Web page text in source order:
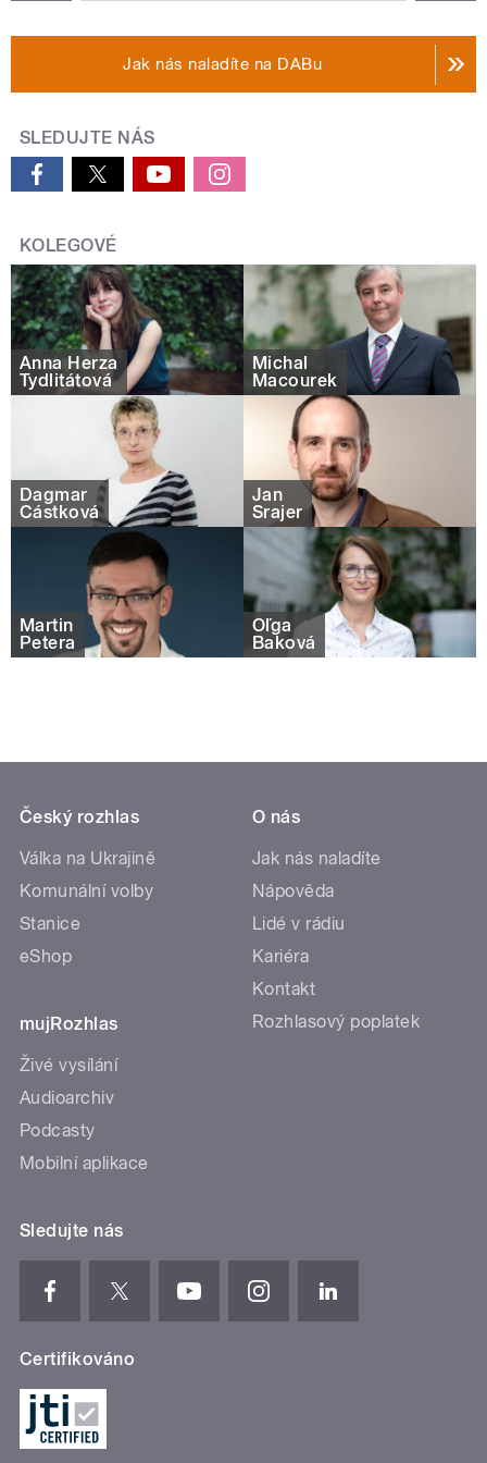
Jak nás naladíte na DABu
SLEDUJTE NÁS
KOLEGOVÉ
Anna Herza
Tydlitátová
Michal
Macourek
Dagmar
Částková
Jan
Šrajer
Martin
Petera
Oľga
Baková
Český rozhlas
Válka na Ukrajině
Komunální volby
Stanice
eShop
mujRozhlas
Živé vysílání
Audioarchiv
Podcasty
Mobilní aplikace
O nás
Jak nás naladíte
Nápověda
Lidé v rádiu
Kariéra
Kontakt
Rozhlasový poplatek
Sledujte nás
Certifikováno